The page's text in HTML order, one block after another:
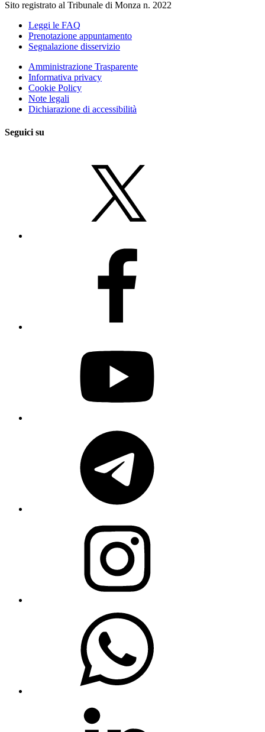
Sito registrato al Tribunale di Monza n. 2022
Leggi le FAQ
Prenotazione appuntamento
Segnalazione disservizio
Amministrazione Trasparente
Informativa privacy
Cookie Policy
Note legali
Dichiarazione di accessibilità
Seguici su